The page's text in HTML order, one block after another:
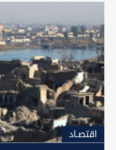
اقتصـاد